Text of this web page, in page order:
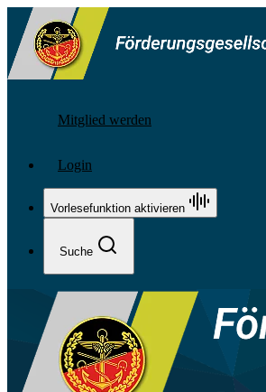
Mitglied werden
Login
Vorlesefunktion aktivieren
Suche